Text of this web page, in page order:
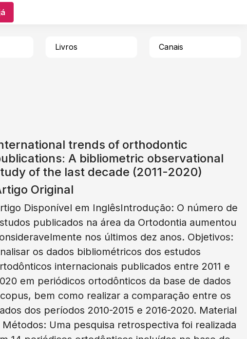
Livros Canais
trends of orthodontic
A bibliometric observational
of the last decade (2011-2020)
Original
Disponível em InglêsIntrodução: O número de
publicados na área da Ortodontia aumentou
nos últimos dez anos. Objetivos:
os dados bibliométricos dos estudos
internacionais publicados entre 2011 e
em periódicos ortodônticos da base de dados
bem como realizar a comparação entre os
dos períodos 2010-2015 e 2016-2020. Material
Métodos: Uma pesquisa retrospectiva foi realizada